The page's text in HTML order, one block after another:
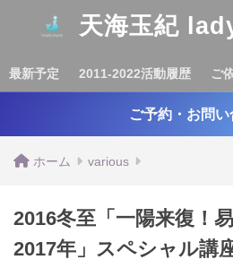
天海玉紀
最新予定 2011-2022活動履歴 ご
ご予約・お問
ホーム various
2016冬至「一陽来復！
2017年」スペシャル講